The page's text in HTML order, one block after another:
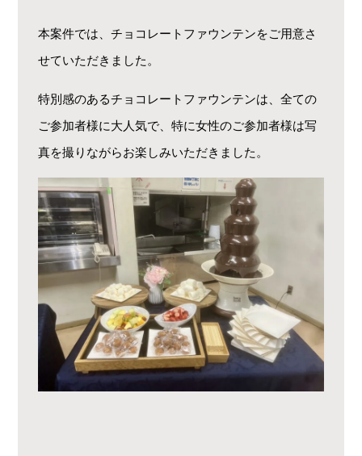
本案件では、チョコレートファウンテンをご用意さ
せていただきました。
特別感のあるチョコレートファウンテンは、全ての
ご参加者様に大人気で、特に女性のご参加者様は写
真を撮りながらお楽しみいただきました。